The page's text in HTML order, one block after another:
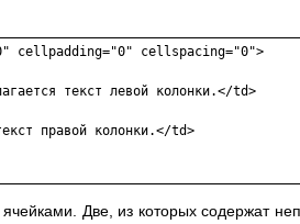
cellpadding="0" cellspacing="0">
текст левой колонки.</td>
правой колонки.</td>
Две, из которых содержат